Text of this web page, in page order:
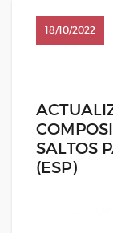
18/10/2022
SALTOS
(ESP)